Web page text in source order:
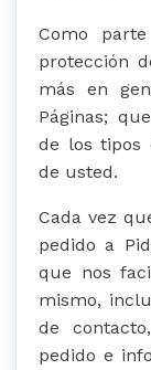
Como
protección
más en
Páginas;
de los tipos
de usted.
Cada vez
pedido a
que nos
mismo,
de
pedido e